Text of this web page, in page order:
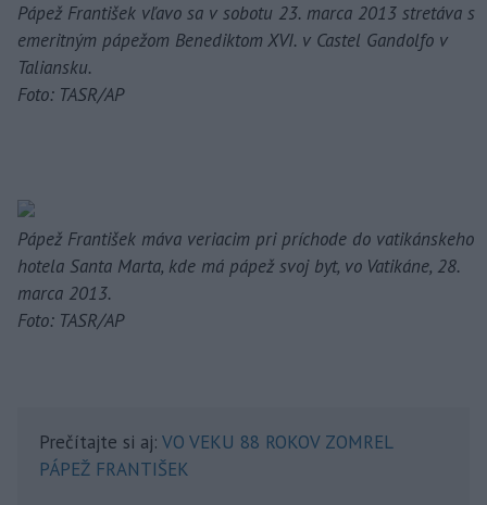
Pápež František vľavo sa v sobotu 23. marca 2013 stretáva s
emeritným pápežom Benediktom XVI. v Castel Gandolfo v
Taliansku.
Foto: TASR/AP
Pápež František máva veriacim pri príchode do vatikánskeho
hotela Santa Marta, kde má pápež svoj byt, vo Vatikáne, 28.
marca 2013.
Foto: TASR/AP
Prečítajte si aj: VO VEKU 88 ROKOV ZOMREL
PÁPEŽ FRANTIŠEK